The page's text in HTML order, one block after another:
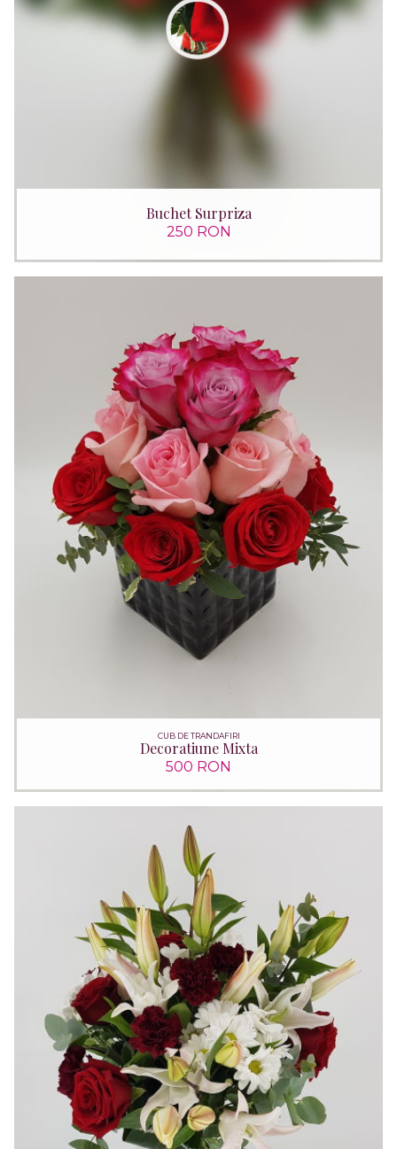
Buchet Surpriza
250 RON
CUB DE TRANDAFIRI
Decoratiune Mixta
500 RON